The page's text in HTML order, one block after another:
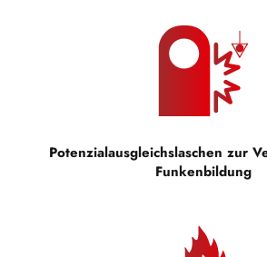
Potenzialausgleichslaschen zur
Funkenbildung